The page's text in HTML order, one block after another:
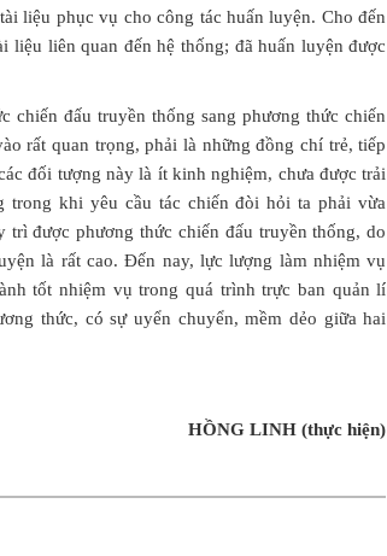
liệu phục vụ cho công tác huấn luyện. Cho đến
liệu liên quan đến hệ thống; đã huấn luyện được
chiến đấu truyền thống sang phương thức chiến
rất quan trọng, phải là những đồng chí trẻ, tiếp
đối tượng này là ít kinh nghiệm, chưa được trải
trong khi yêu cầu tác chiến đòi hỏi ta phải vừa
trì được phương thức chiến đấu truyền thống, do
là rất cao. Đến nay, lực lượng làm nhiệm vụ
tốt nhiệm vụ trong quá trình trực ban quản lí
thức, có sự uyển chuyển, mềm dẻo giữa hai
HỒNG LINH (thực hiện)